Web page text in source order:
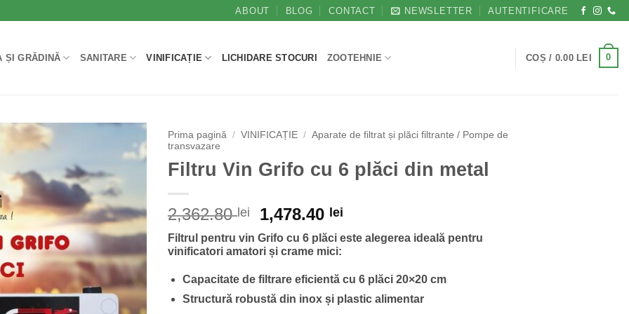
ABOUT BLOG CONTACT NEWSLETTER AUTENTIFICARE
ȘI GRĂDINĂ SANITARE VINIFICAȚIE LICHIDARE STOCURI ZOOTEHNIE COȘ / 0.00 LEI 0
Prima pagină / VINIFICAȚIE / Aparate de filtrat și plăci filtrante / Pompe de
transvazare
Filtru Vin Grifo cu 6 plăci din metal
2,362.80lei
Prețul
inițial
a
fost:
2,362.80 lei.
1,478.40 lei
curent
este:
Filtrul pentru vin Grifo cu 6 plăci este alegerea ideală pentru
vinificatori amatori și crame mici:
Capacitate de filtrare eficientă cu 6 plăci 20×20 cm
Structură robustă din inox și plastic alimentar